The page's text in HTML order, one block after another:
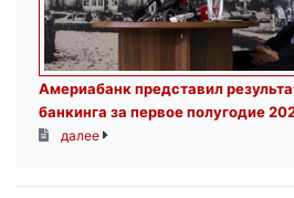
Америабанк представил
банкинга за первое полугодие
далее